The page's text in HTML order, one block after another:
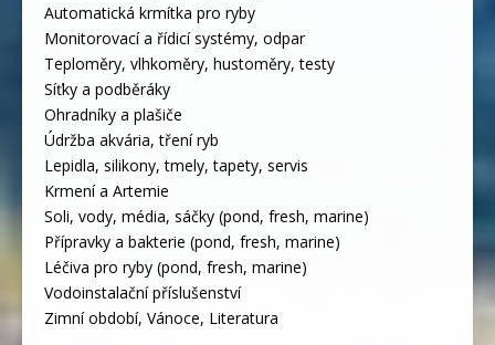
Automatická krmítka pro ryby
Monitorovací a řídicí systémy, odpar
Teploměry, vlhkoměry, hustoměry, testy
Síťky a podběráky
Ohradníky a plašiče
Údržba akvária, tření ryb
Lepidla, silikony, tmely, tapety, servis
Krmení a Artemie
Soli, vody, média, sáčky (pond, fresh, marine)
Přípravky a bakterie (pond, fresh, marine)
Léčiva pro ryby (pond, fresh, marine)
Vodoinstalační příslušenství
Zimní období, Vánoce, Literatura